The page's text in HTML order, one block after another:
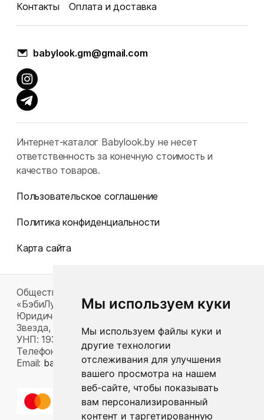
Мы используем куки
Мы используем файлы куки и
другие технологии
отслеживания для улучшения
вашего просмотра на нашем
веб-сайте, чтобы показывать
вам персонализированный
контент и таргетированную
Контакты
Оплата и доставка
babylook.gm@gmail.com
Интернет-каталог Babylook.by не несет
ответственность за конечную стоимость и
качество товаров.
Пользовательское соглашение
Политика конфиденциальности
Карта сайта
Общество с ограниченной ответственностью
«БэбиЛук»
Юридический адрес: 220117, г. Минск, пр-т Газеты
Звезда, д. 16, пом. 52
УНП: 193815124
Телефон:
+375 33 392 66 63
Email: babylook.gm@gmail.com .